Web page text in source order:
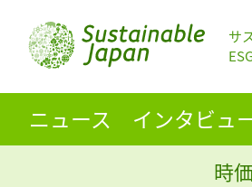
サ
ニュース インタビュ
時